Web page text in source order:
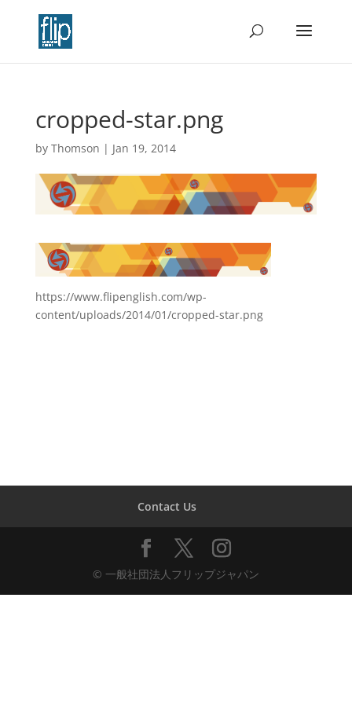
cropped-star.png
by Thomson | Jan 19, 2014
https://www.flipenglish.com/wp-
content/uploads/2014/01/cropped-star.png
Contact Us
© 一般社団法人フリップジャパン